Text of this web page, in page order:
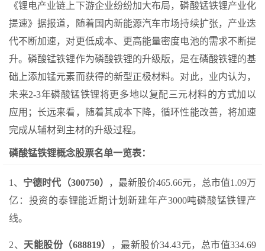
《锂电产业链上下游企业纷纷加大布局，磷酸锰铁锂产业化
提速》据报道，随着国内新能源汽车市场持续扩张，产业迭
代不断加速，对更低成本、更高能量密度电池的需求不断提
升。磷酸锰铁锂作为磷酸铁锂的升级版，是在磷酸铁锂的基
础上添加锰元素而获得的新型正极材料。对此，业内认为，
未来2-3年磷酸锰铁锂将更多地以复配三元材料的方式加以
应用；长远来看，随着其成本下降，循环性能改善，将加速
完成从辅材到主材的升级过程。
磷酸锰铁锂概念股票名单一览表：
1、 宁德时代（300750）
，最新股价465.66元，总市值1.09万
亿：投资的泰锂能近期计划新建年产3000吨磷酸锰铁锂产
线。
2、 天能股份（688819）
，最新股价34.43元，总市值334.69